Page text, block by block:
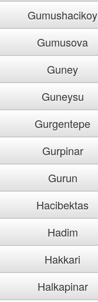
Gumushacikoy
Gumusova
Guney
Guneysu
Gurgentepe
Gurpinar
Gurun
Hacibektas
Hadim
Hakkari
Halkapinar